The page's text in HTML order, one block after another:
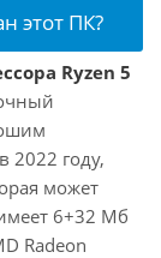
этот ПК?
Ryzen 5
году,
может
6+32 Мб
Radeon